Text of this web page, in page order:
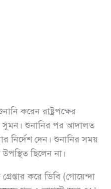
করেন রাষ্ট্রপক্ষের
সুমন। শুনানির পর আদালত
নির্দেশ দেন। শুনানির সময়
ছিলেন না।
করে ডিবি (গোয়েন্দা